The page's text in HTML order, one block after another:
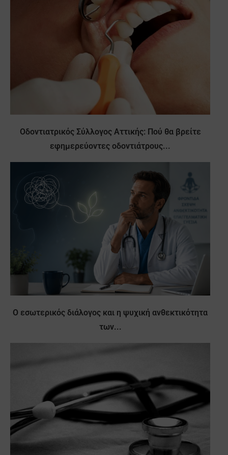
Οδοντιατρικός Σύλλογος Αττικής: Πού θα βρείτε
εφημερεύοντες οδοντιάτρους...
Ο εσωτερικός διάλογος και η ψυχική ανθεκτικότητα
των...